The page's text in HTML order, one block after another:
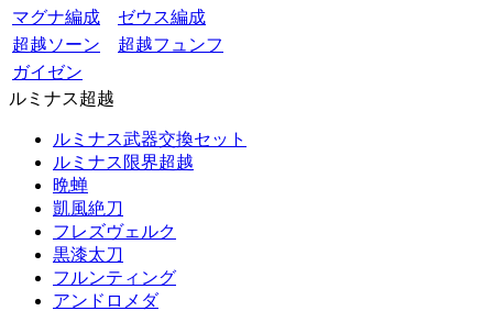
マグナ編成
ゼウス編成
超越ソーン
超越フュンフ
ガイゼン
ルミナス超越
ルミナス武器交換セット
ルミナス限界超越
晩蝉
凱風絶刀
フレズヴェルク
黒漆太刀
フルンティング
アンドロメダ